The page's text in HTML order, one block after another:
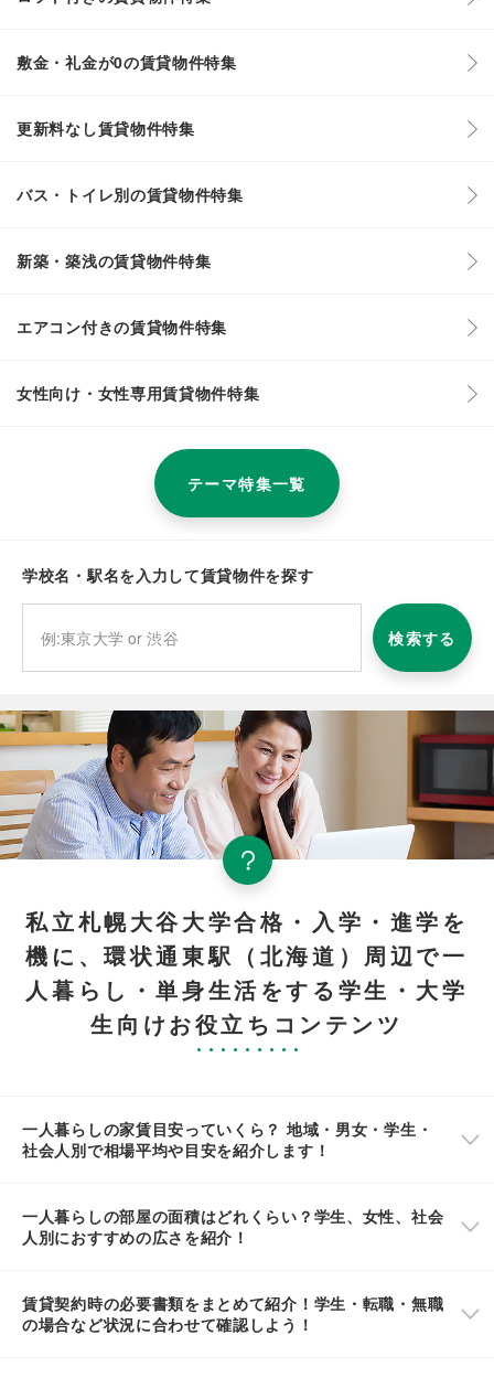
敷金・礼金が0の賃貸物件特集
更新料なし賃貸物件特集
バス・トイレ別の賃貸物件特集
新築・築浅の賃貸物件特集
エアコン付きの賃貸物件特集
女性向け・女性専用賃貸物件特集
テーマ特集一覧
学校名・駅名を入力して賃貸物件を探す
検索する
私立札幌大谷大学合格・入学・進学を
機に、環状通東駅（北海道）周辺で一
人暮らし・単身生活をする学生・大学
生向けお役立ちコンテンツ
一人暮らしの家賃目安っていくら？ 地域・男女・学生・
社会人別で相場平均や目安を紹介します！
一人暮らしの部屋の面積はどれくらい？学生、女性、社会
人別におすすめの広さを紹介！
賃貸契約時の必要書類をまとめて紹介！学生・転職・無職
の場合など状況に合わせて確認しよう！